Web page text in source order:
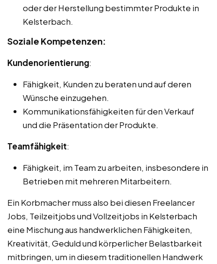
oder der Herstellung bestimmter Produkte in
Kelsterbach.
Soziale Kompetenzen:
Kundenorientierung:
Fähigkeit, Kunden zu beraten und auf deren
Wünsche einzugehen.
Kommunikationsfähigkeiten für den Verkauf
und die Präsentation der Produkte.
Teamfähigkeit:
Fähigkeit, im Team zu arbeiten, insbesondere in
Betrieben mit mehreren Mitarbeitern.
Ein Korbmacher muss also bei diesen Freelancer
Jobs, Teilzeitjobs und Vollzeitjobs in Kelsterbach
eine Mischung aus handwerklichen Fähigkeiten,
Kreativität, Geduld und körperlicher Belastbarkeit
mitbringen, um in diesem traditionellen Handwerk